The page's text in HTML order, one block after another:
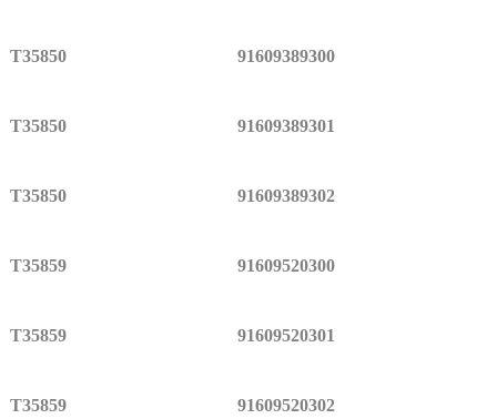
T35850 91609389300
T35850 91609389301
T35850 91609389302
T35859 91609520300
T35859 91609520301
T35859 91609520302